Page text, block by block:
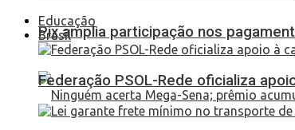
Pix amplia participação nos
Educação
Brasil
Federação PSOL-Rede oficializa